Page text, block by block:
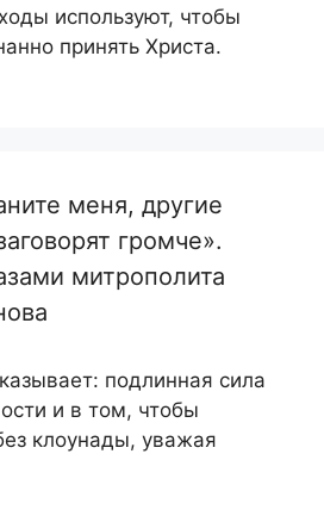
используют, чтобы
принять Христа.
меня, другие
громче».
митрополита
подлинная сила
и в том, чтобы
клоунады, уважая